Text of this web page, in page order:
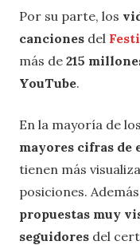
Por su parte, los
canciones del
más de 215
YouTube.
En la mayoría de
mayores cifras de
tienen más
posiciones.
propuestas muy
seguidores del